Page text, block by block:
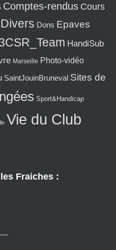
Comptes-rendus Cours
Divers Dons Epaves
HandiSub
Marseille Photo-vidéo
SaintJouinBruneval Sites de
Sport&Handicap
Vie du Club
Fraiches :